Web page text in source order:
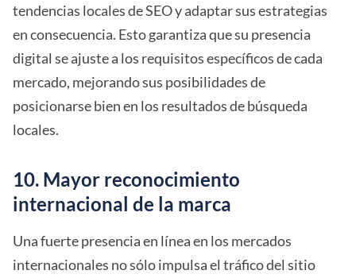
tendencias locales de SEO y adaptar sus estrategias
en consecuencia. Esto garantiza que su presencia
digital se ajuste a los requisitos específicos de cada
mercado, mejorando sus posibilidades de
posicionarse bien en los resultados de búsqueda
locales.
10. Mayor reconocimiento
internacional de la marca
Una fuerte presencia en línea en los mercados
internacionales no sólo impulsa el tráfico del sitio